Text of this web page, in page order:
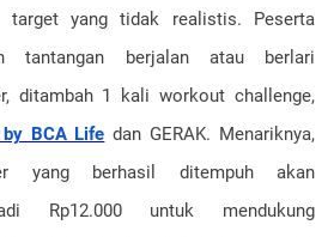
target yang tidak realistis. Peserta
tantangan berjalan atau berlari
ditambah 1 kali workout challenge,
by BCA Life dan GERAK. Menariknya,
yang berhasil ditempuh akan
Rp12.000 untuk mendukung